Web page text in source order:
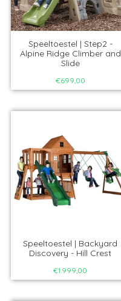
Speeltoestel | Step2 -
Alpine Ridge Climber and
Slide
€699,00
Speeltoestel | Backyard
Discovery - Hill Crest
€1.999,00